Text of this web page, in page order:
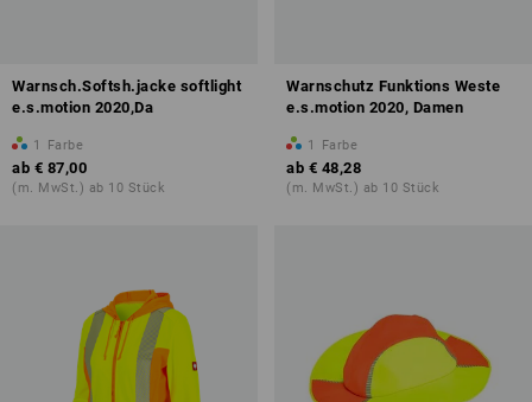
Warnsch.Softsh.jacke softlight
e.s.motion 2020,Da
1 Farbe
ab € 87,00
(m. MwSt.) ab 10 Stück
Warnschutz Funktions Weste
e.s.motion 2020, Damen
1 Farbe
ab € 48,28
(m. MwSt.) ab 10 Stück